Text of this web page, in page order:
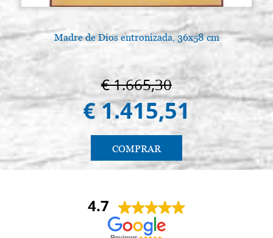
Madre de Dios entronizada, 36x58 cm
€ 1.665,30
€ 1.415,51
COMPRAR
4.7